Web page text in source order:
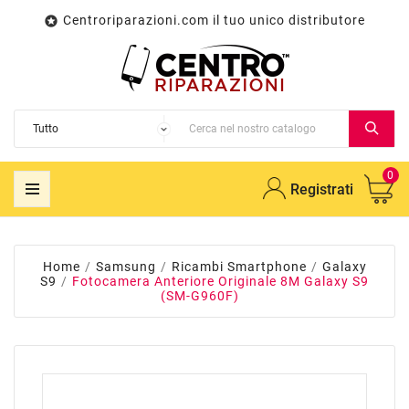
 Centroriparazioni.com il tuo unico distributore
Registrati
0
Home Samsung Ricambi Smartphone
Galaxy
S9
Fotocamera Anteriore Originale 8M Galaxy S9
(SM-G960F)